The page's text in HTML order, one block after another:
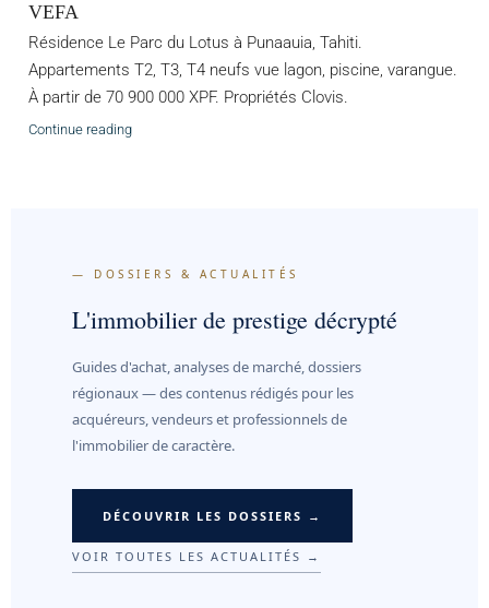
VEFA
Résidence Le Parc du Lotus à Punaauia, Tahiti.
Appartements T2, T3, T4 neufs vue lagon, piscine, varangue.
À partir de 70 900 000 XPF. Propriétés Clovis.
Continue reading
— DOSSIERS & ACTUALITÉS
L'immobilier de prestige décrypté
Guides d'achat, analyses de marché, dossiers
régionaux — des contenus rédigés pour les
acquéreurs, vendeurs et professionnels de
l'immobilier de caractère.
DÉCOUVRIR LES DOSSIERS →
VOIR TOUTES LES ACTUALITÉS →